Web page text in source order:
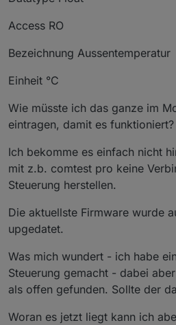
Access RO
Bezeichnung Aussentemperatur
Einheit °C
Wie müsste ich das ganze im
eintragen, damit es funktioniert?
Ich bekomme es einfach nicht
mit z.b. comtest pro keine
Steuerung herstellen.
Die aktuellste Firmware wurde
upgedatet.
Was mich wundert - ich habe
Steuerung gemacht - dabei
als offen gefunden. Sollte der
Woran es jetzt liegt kann ich